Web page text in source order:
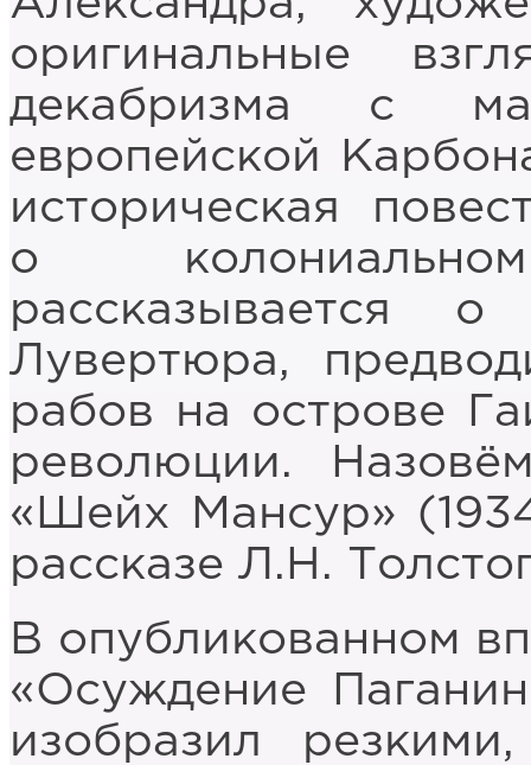
оригинальные
декабризма с
европейской
историческая
о
рассказывается о
Лувертюра,
рабов на острове
революции.
«Шейх Мансур»
рассказе Л.Н.
В опубликованном
«Осуждение
изобразил